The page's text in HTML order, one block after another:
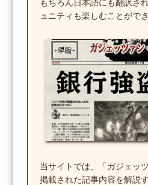
もちろん日本語にも翻訳さ
ュニティも楽しむことがで
当サイトでは、「ガジェッ
掲載された記事内容を解説